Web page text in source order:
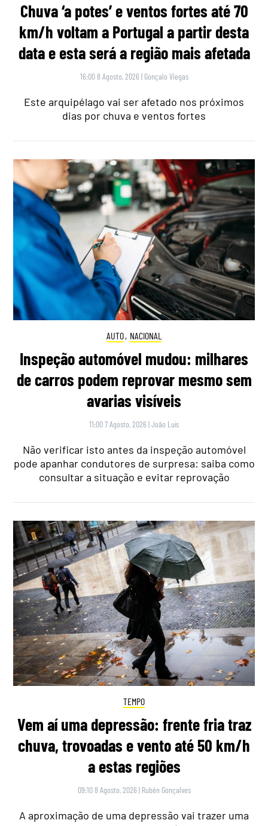
Chuva ‘a potes’ e ventos fortes até 70
km/h voltam a Portugal a partir desta
data e esta será a região mais afetada
16:00 8 Agosto, 2026 | Gonçalo Viegas
Este arquipélago vai ser afetado nos próximos
dias por chuva e ventos fortes
AUTO, NACIONAL
Inspeção automóvel mudou: milhares
de carros podem reprovar mesmo sem
avarias visíveis
11:00 7 Agosto, 2026 |João Luís
Não verificar isto antes da inspeção automóvel
pode apanhar condutores de surpresa: saiba como
consultar a situação e evitar reprovação
TEMPO
Vem aí uma depressão: frente fria traz
chuva, trovoadas e vento até 50 km/h
a estas regiões
09:10 8 Agosto, 2026 | Rubén Gonçalves
A aproximação de uma depressão vai trazer uma